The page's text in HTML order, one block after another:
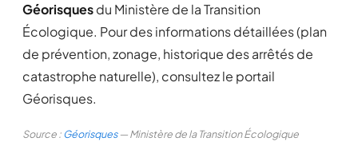
Géorisquesdu Ministère de la Transition
Écologique. Pour des informations détaillées (plan
de prévention, zonage, historique des arrêtés de
catastrophe naturelle), consultez le portail
Géorisques.
Source :Géorisques— Ministère de la Transition Écologique